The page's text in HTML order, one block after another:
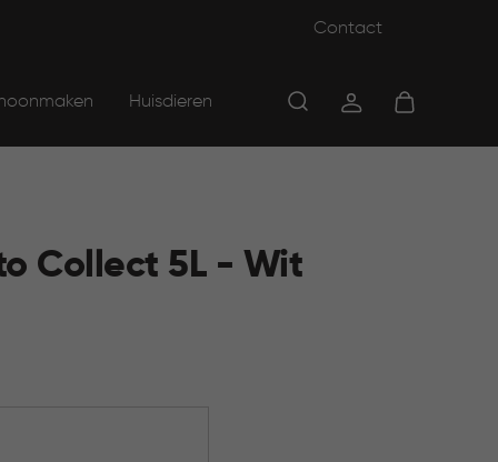
Contact
Huisdieren
Collect 5L - Wit